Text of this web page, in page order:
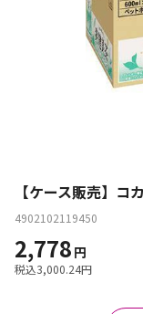
【ケース販売】
4902102119450
2,778 円
税込3,000.24円